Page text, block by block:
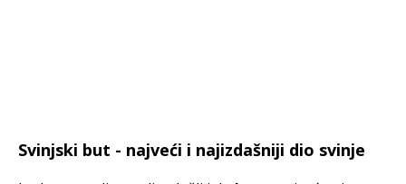
Svinjski but - najveći i najizdašniji dio svinje